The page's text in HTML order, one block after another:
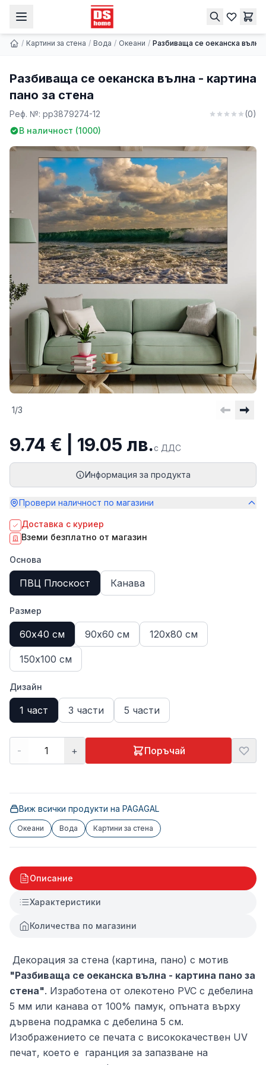
/ Картини за стена / Вода / Океани / Разбиваща се оеканска вълна
Разбиваща се оеканска вълна - картина
пано за стена
Реф. №: pp3879274-12 (0)
В наличност (1000)
1/3
9.74 € | 19.05 лв.с ДДС
Информация за продукта
Провери наличност по магазини
Доставка с куриер
Вземи безплатно от магазин
Основа
ПВЦ Плоскост Канава
Размер
60х40 см 90х60 см 120х80 см
150х100 см
Дизайн
1 част 3 части 5 части
- + Поръчай
Виж всички продукти на PAGAGAL
Океани Вода Картини за стена
Описание
Характеристики
Количества по магазини
Декорация за стена (картина, пано) с мотив
"Разбиваща се оеканска вълна - картина пано за
стена". Изработена от олекотено PVC с дебелина
5 мм или канава от 100% памук, опъната върху
дървена подрамка с дебелина 5 см.
Изображението се печата с висококачествен UV
печат, което е гаранция за запазване на
9.74 € | 19.05 лв. Купи